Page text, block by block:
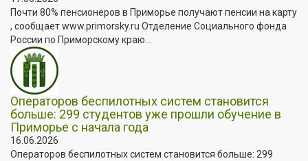
Почти 80% пенсионеров в Приморье получают пенсии на карту
, сообщает www.primorsky.ru Отделение Социального фонда
России по Приморскому краю...
Операторов беспилотных систем становится
больше: 299 студентов уже прошли обучение в
Приморье с начала года
16.06.2026
Операторов беспилотных систем становится больше: 299